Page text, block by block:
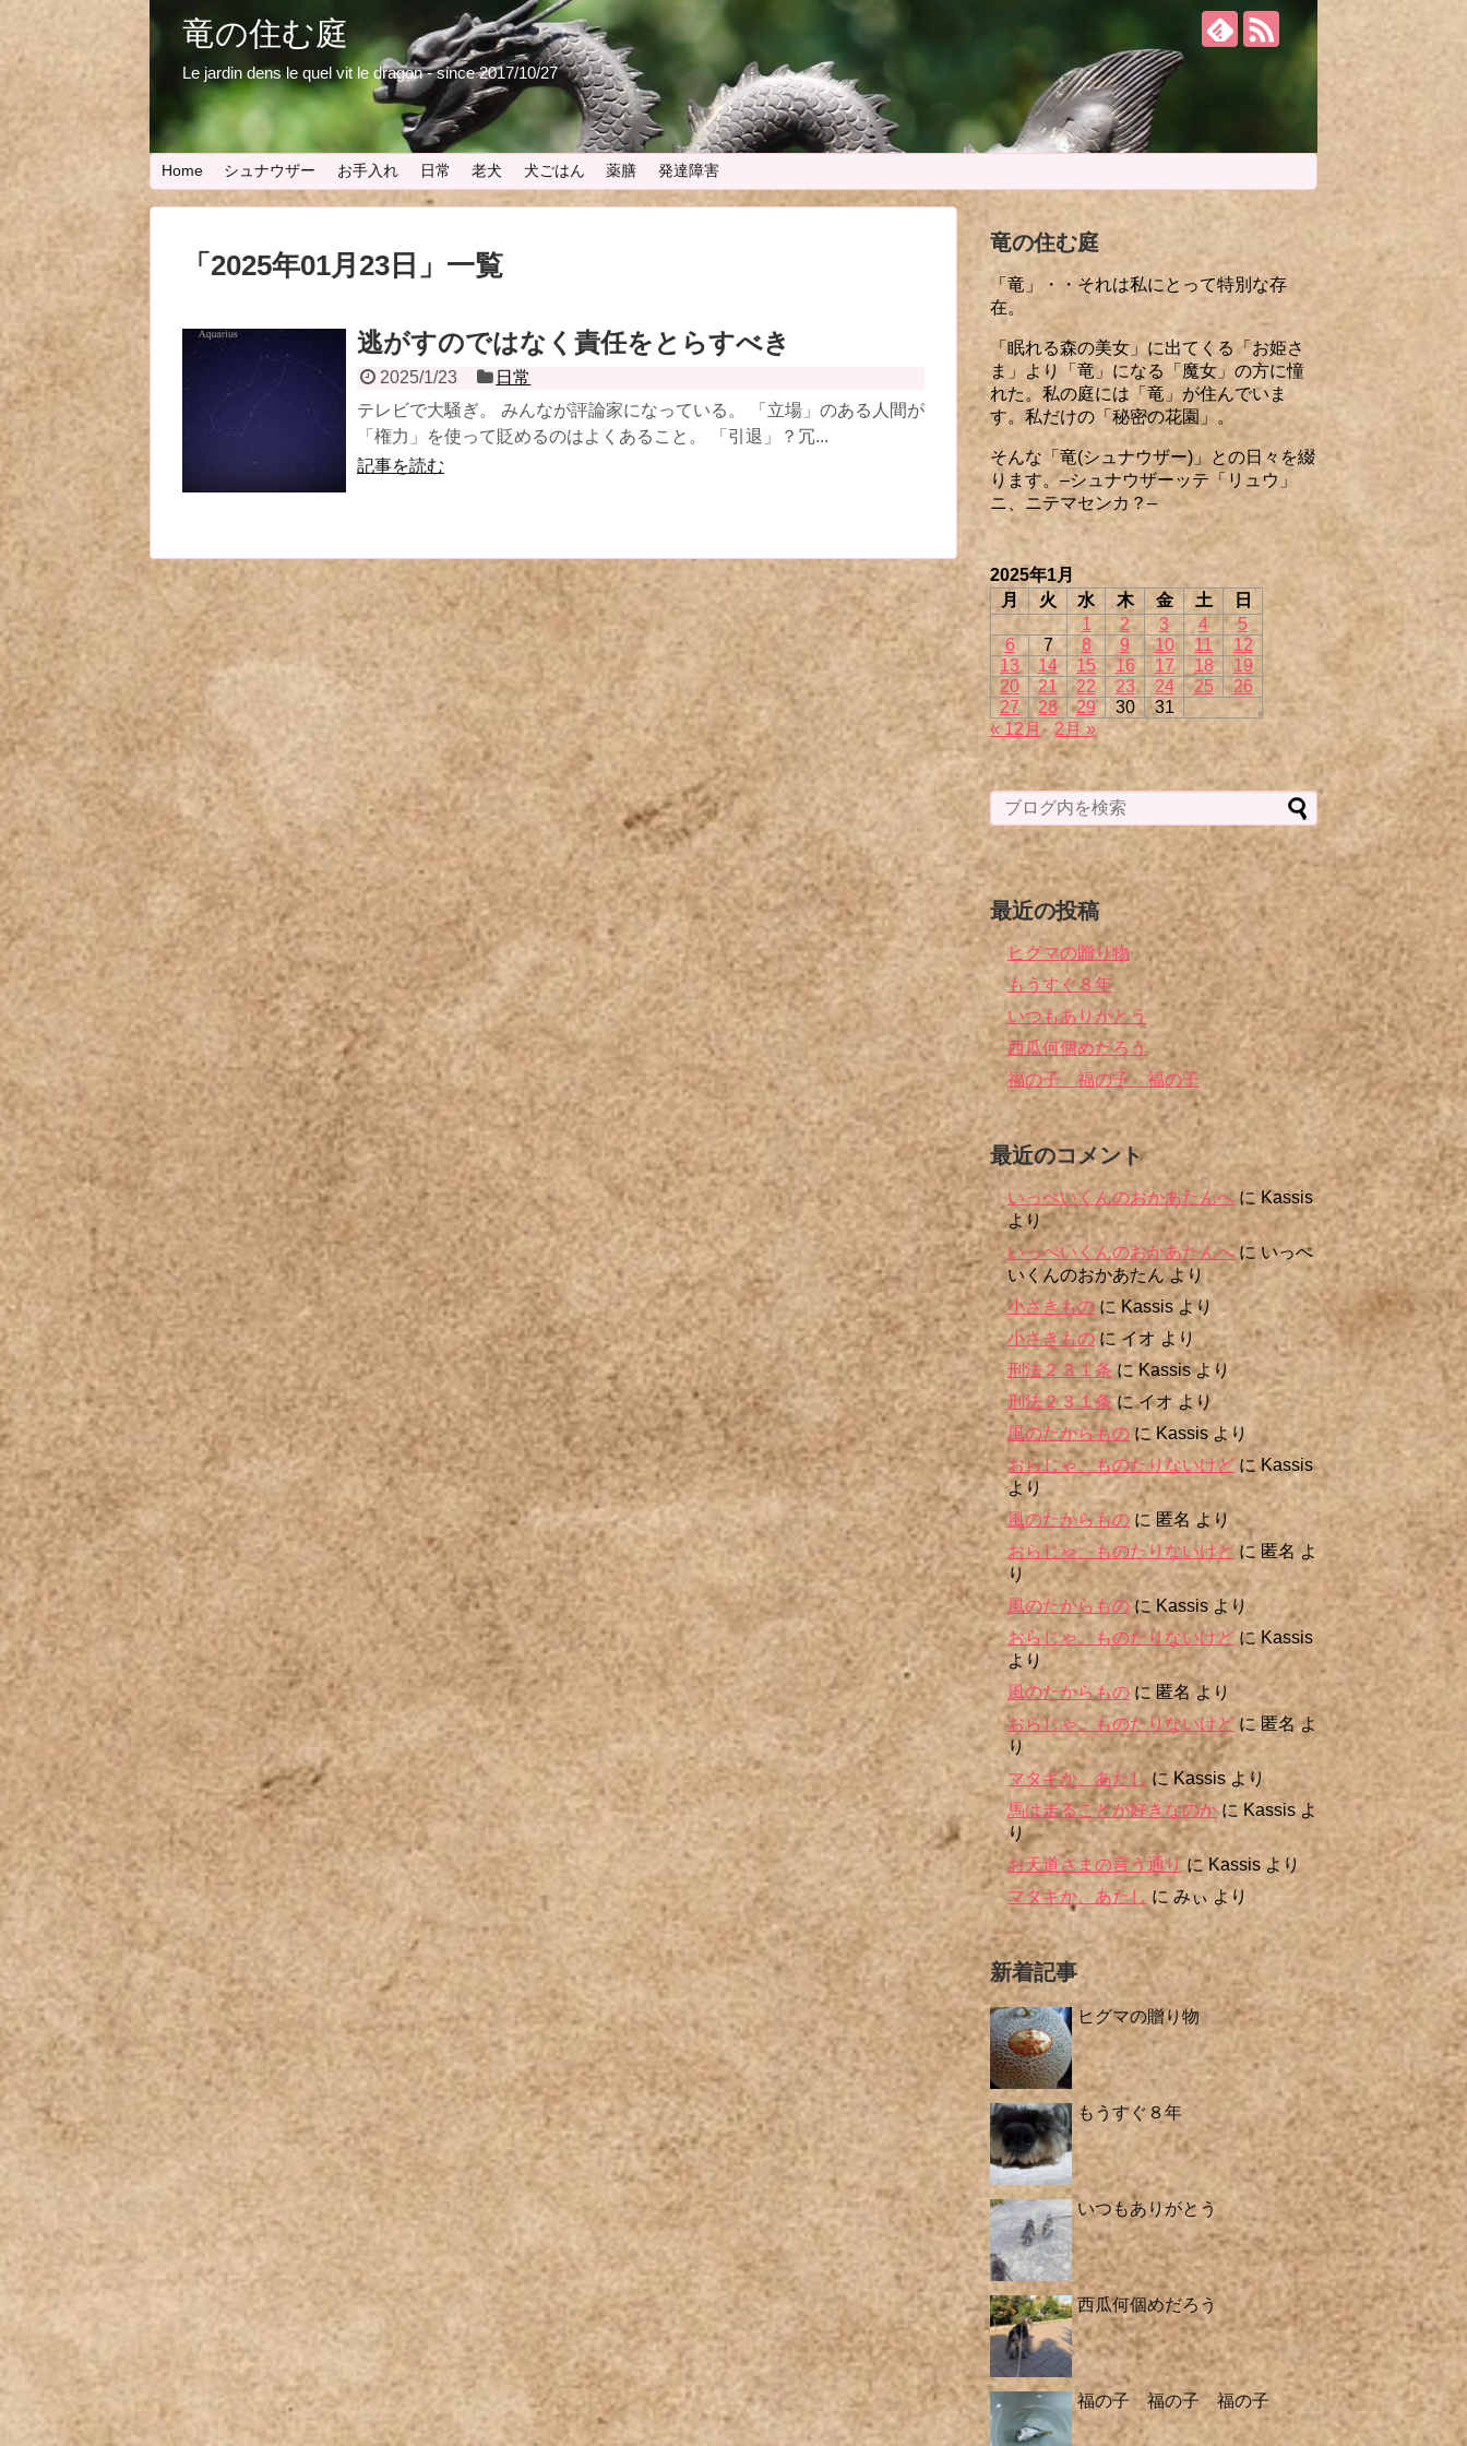
竜の住む庭
Le jardin dens le quel vit le dragon - since 2017/10/27
Home シュナウザー お手入れ 日常 老犬 犬ごはん 薬膳 発達障害
「 2025年01月23日 」 一覧
逃がすのではなく責任をとらすべき
2025/1/23
日常
テレビで大騒ぎ。 みんなが評論家になっている。 「立場」のある人間が
「権力」を使って貶めるのはよくあること。 「引退」？冗...
記事を読む
竜の住む庭
「竜」・・それは私にとって特別な存
在。
「眠れる森の美女」に出てくる「お姫さ
ま」より「竜」になる「魔女」の方に憧
れた。私の庭には「竜」が住んでいま
す。私だけの「秘密の花園」。
そんな「竜(シュナウザー)」との日々を綴
ります。–シュナウザーッテ「リュウ」
ニ、ニテマセンカ？–
2025年1月
月
火 水 木 金 土
日
1
2 3 4
5
6
7 8 9 10 11
12
13
14 15 16 17 18
19
20
21 22 23 24 25
26
27
28 29 30
31
« 12月
2月 »
最近の投稿
ヒグマの贈り物
もうすぐ８年
いつもありがとう
西瓜何個めだろう
福の子 福の子 福の子
最近のコメント
いっぺいくんのおかあたんへにKassis
より
いっぺいくんのおかあたんへに いっぺ
いくんのおかあたんより
小さきものにKassis より
小さきものにイオ より
刑法２３１条 にKassisより
刑法２３１条にイオより
風のたからもの に Kassis より
おらじゃ、ものたりないけどにKassis
より
風のたからもの に 匿名 より
おらじゃ、ものたりないけどに 匿名 よ
り
風のたからものに Kassisより
おらじゃ、ものたりないけど にKassis
より
風のたからもの に 匿名より
おらじゃ、ものたりないけど に 匿名 よ
り
マタギか、あたし にKassisより
馬は走ることが好きなのかに Kassisよ
り
お天道さまの言う通りに Kassis より
マタギか、あたし に みぃより
新着記事
ヒグマの贈り物
もうすぐ８年
いつもありがとう
西瓜何個めだろう
福の子 福の子 福の子